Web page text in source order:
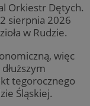
Orkiestr Dętych.
sierpnia 2026
w Rudzie.
więc
tegorocznego
Śląskiej.